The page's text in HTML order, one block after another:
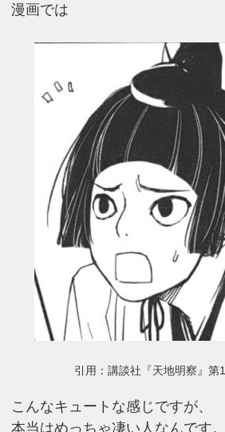
漫画では
引用：講談社『天地明察』第
こんなキュートな感じですが、
本当はめっちゃ凄い人なんです。